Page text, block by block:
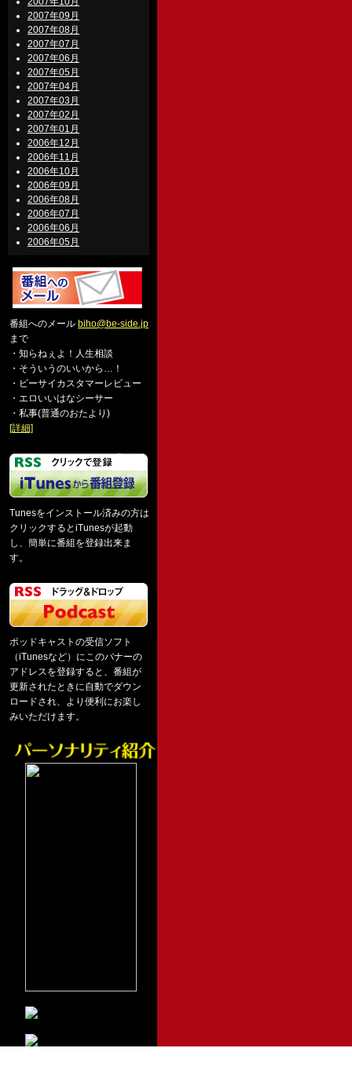
2007年09月
2007年08月
2007年07月
2007年06月
2007年05月
2007年04月
2007年03月
2007年02月
2007年01月
2006年12月
2006年11月
2006年10月
2006年09月
2006年08月
2006年07月
2006年06月
2006年05月
番組へのメール biho@be-side.jp
まで
・知らねぇよ！人生相談
・そういうのいいから…！
・ビーサイカスタマーレビュー
・エロいいはなシーサー
・私事(普通のおたより)
[詳細]
Tunesをインストール済みの方は
クリックするとiTunesが起動
し、簡単に番組を登録出来ま
す。
ポッドキャストの受信ソフト
（iTunesなど）にこのバナーの
アドレスを登録すると、番組が
更新されたときに自動でダウン
ロードされ、より便利にお楽し
みいただけます。